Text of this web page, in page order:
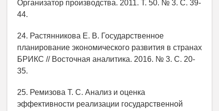
Организатор производства. 2011. Т. 50. № 3. С. 39-
44.
24. Растянникова Е. В. Государственное
планирование экономического развития в странах
БРИКС // Восточная аналитика. 2016. № 3. С. 20-
35.
25. Ремизова Т. С. Анализ и оценка
эффективности реализации государственной